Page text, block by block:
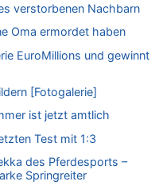
Springreiter
des Pferdesports –
Springreiter
Wer steckt hinter den
verstorbenen Nachbarn
Oma ermordet haben
EuroMillions und gewinnt
[Fotogalerie]
ist jetzt amtlich
Test mit 1:3
des Pferdesports –
Springreiter